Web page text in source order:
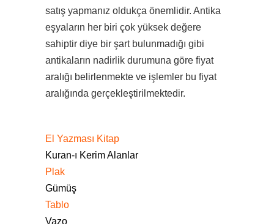
satış yapmanız oldukça önemlidir. Antika
eşyaların her biri çok yüksek değere
sahiptir diye bir şart bulunmadığı gibi
antikaların nadirlik durumuna göre fiyat
aralığı belirlenmekte ve işlemler bu fiyat
aralığında gerçekleştirilmektedir.
El Yazması Kitap
Kuran-ı Kerim Alanlar
Plak
Gümüş
Tablo
Vazo